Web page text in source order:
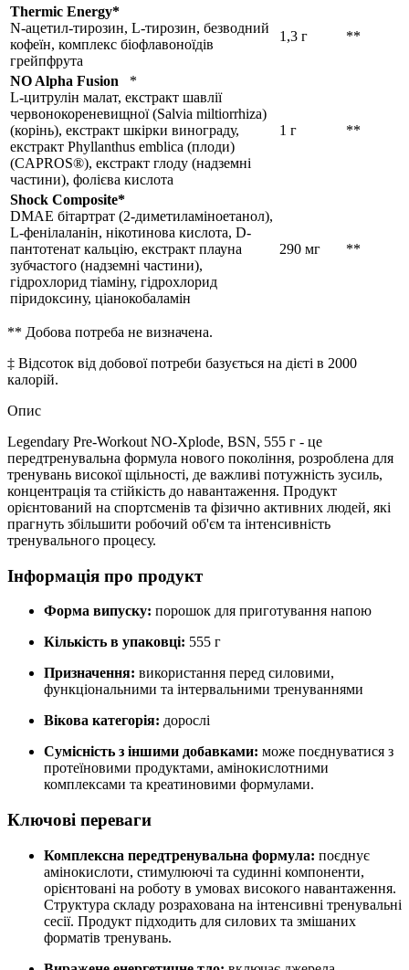
Thermic Energy*
N-ацетил-тирозин, L-тирозин, безводний
кофеїн, комплекс біофлавоноїдів
грейпфрута
1,3 г **
NO Alpha Fusion
*
L-цитрулін малат, екстракт шавлії
червонокореневищної (Salvia miltiorrhiza)
(корінь), екстракт шкірки винограду,
екстракт Phyllanthus emblica (плоди)
(CAPROS®), екстракт глоду (надземні
частини), фолієва кислота
1 г **
Shock Composite*
DMAE бітартрат (2-диметиламіноетанол),
L-фенілаланін, нікотинова кислота, D-
пантотенат кальцію, екстракт плауна
зубчастого (надземні частини),
гідрохлорид тіаміну, гідрохлорид
піридоксину, ціанокобаламін
290 мг **
** Добова потреба не визначена.
‡ Відсоток від добової потреби базується на дієті в 2000
калорій.
Опис
Legendary Pre-Workout NO-Xplode, BSN, 555 г - це
передтренувальна формула нового покоління, розроблена для
тренувань високої щільності, де важливі потужність зусиль,
концентрація та стійкість до навантаження. Продукт
орієнтований на спортсменів та фізично активних людей, які
прагнуть збільшити робочий об'єм та інтенсивність
тренувального процесу.
Інформація про продукт
Форма випуску: порошок для приготування напою
Кількість в упаковці: 555 г
Призначення: використання перед силовими,
функціональними та інтервальними тренуваннями
Вікова категорія: дорослі
Сумісність з іншими добавками: може поєднуватися з
протеїновими продуктами, амінокислотними
комплексами та креатиновими формулами.
Ключові переваги
Комплексна передтренувальна формула: поєднує
амінокислоти, стимулюючі та судинні компоненти,
орієнтовані на роботу в умовах високого навантаження.
Структура складу розрахована на інтенсивні тренувальні
сесії. Продукт підходить для силових та змішаних
форматів тренувань.